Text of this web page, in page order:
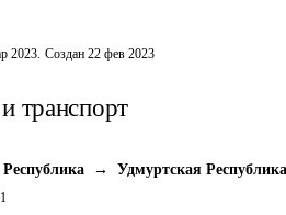
2023. Создан 22 фев 2023
транспорт
→ Удмуртская Республика
1